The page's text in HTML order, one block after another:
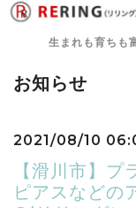
生まれも育ちも
お知らせ
2021/08/10
【滑川市】プ
ピアスなどの